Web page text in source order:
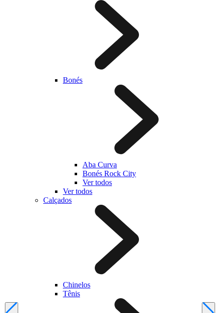
Bonés
Aba Curva
Bonés Rock City
Ver todos
Ver todos
Calçados
Chinelos
Tênis